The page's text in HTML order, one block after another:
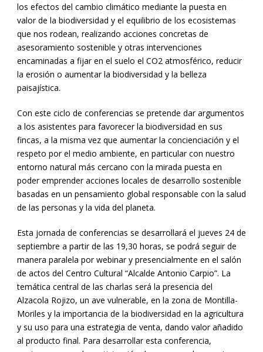
los efectos del cambio climático mediante la puesta en
valor de la biodiversidad y el equilibrio de los ecosistemas
que nos rodean, realizando acciones concretas de
asesoramiento sostenible y otras intervenciones
encaminadas a fijar en el suelo el CO2 atmosférico, reducir
la erosión o aumentar la biodiversidad y la belleza
paisajística.
Con este ciclo de conferencias se pretende dar argumentos
a los asistentes para favorecer la biodiversidad en sus
fincas, a la misma vez que aumentar la concienciación y el
respeto por el medio ambiente, en particular con nuestro
entorno natural más cercano con la mirada puesta en
poder emprender acciones locales de desarrollo sostenible
basadas en un pensamiento global responsable con la salud
de las personas y la vida del planeta.
Esta jornada de conferencias se desarrollará el jueves 24 de
septiembre a partir de las 19,30 horas, se podrá seguir de
manera paralela por webinar y presencialmente en el salón
de actos del Centro Cultural “Alcalde Antonio Carpio”. La
temática central de las charlas será la presencia del
Alzacola Rojizo, un ave vulnerable, en la zona de Montilla-
Moriles y la importancia de la biodiversidad en la agricultura
y su uso para una estrategia de venta, dando valor añadido
al producto final. Para desarrollar esta conferencia,